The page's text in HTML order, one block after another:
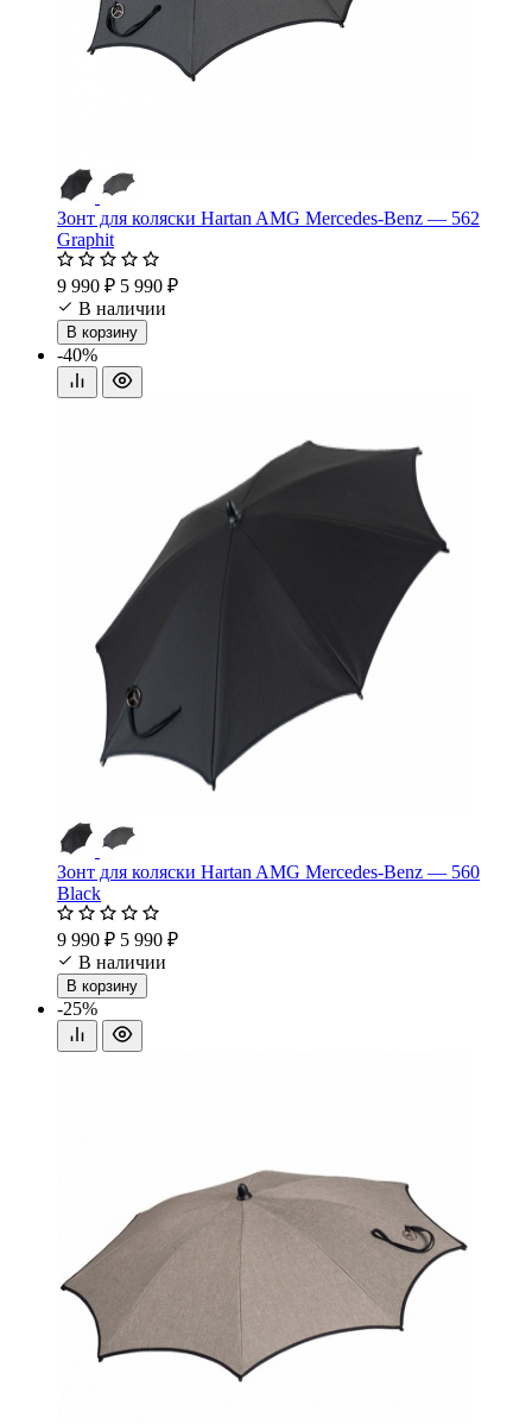
Зонт для коляски Hartan AMG Mercedes-Benz — 562
Graphit
9 990 ₽ 5 990 ₽
В наличии
В корзину
-40%
Зонт для коляски Hartan AMG Mercedes-Benz — 560
Black
9 990 ₽ 5 990 ₽
В наличии
В корзину
-25%